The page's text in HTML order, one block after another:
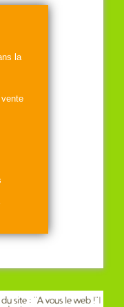
la
du site : "A vous le web !"|